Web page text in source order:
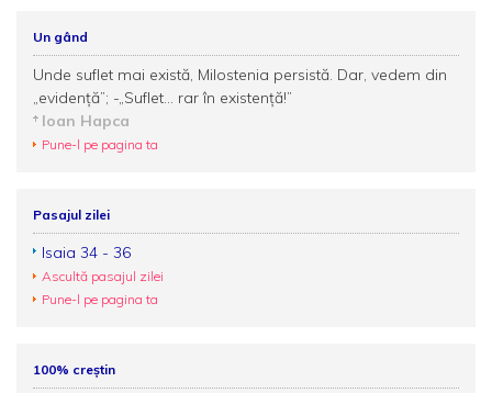
Un gând
Unde suflet mai există, Milostenia persistă. Dar, vedem din
„evidență”; -„Suflet... rar în existență!”
Ioan Hapca
Pune-l pe pagina ta
Pasajul zilei
Isaia 34 - 36
Ascultă pasajul zilei
Pune-l pe pagina ta
100% creștin